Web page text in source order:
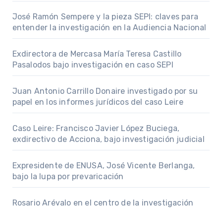
José Ramón Sempere y la pieza SEPI: claves para
entender la investigación en la Audiencia Nacional
Exdirectora de Mercasa María Teresa Castillo
Pasalodos bajo investigación en caso SEPI
Juan Antonio Carrillo Donaire investigado por su
papel en los informes jurídicos del caso Leire
Caso Leire: Francisco Javier López Buciega,
exdirectivo de Acciona, bajo investigación judicial
Expresidente de ENUSA, José Vicente Berlanga,
bajo la lupa por prevaricación
Rosario Arévalo en el centro de la investigación